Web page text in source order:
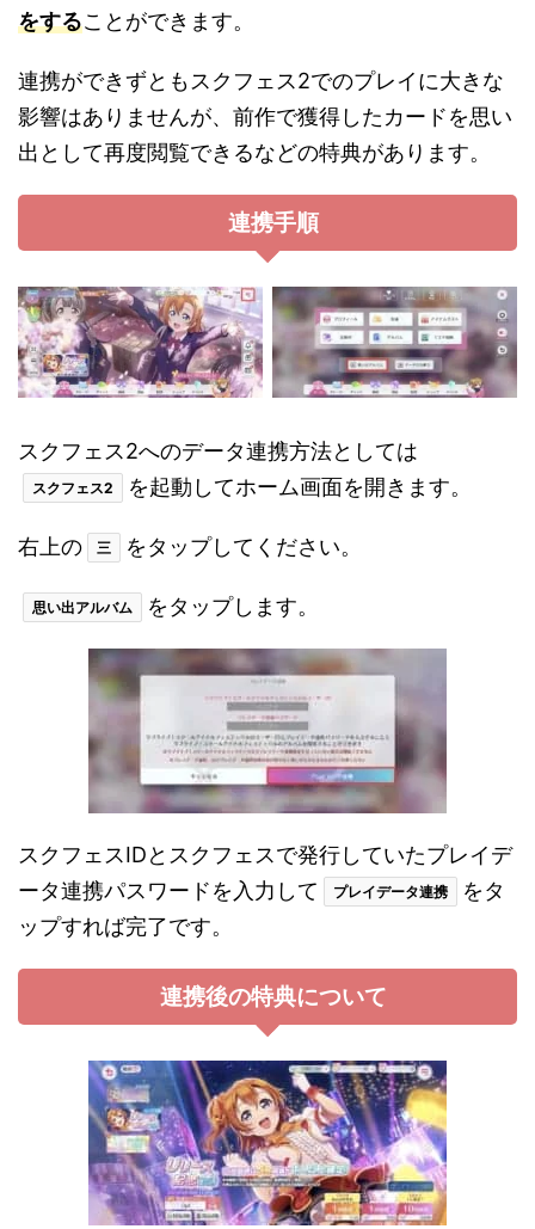
をすることができます。
連携ができずともスクフェス2でのプレイに大きな
影響はありませんが、前作で獲得したカードを思い
出として再度閲覧できるなどの特典があります。
連携手順
スクフェス2へのデータ連携方法としては
スクフェス2 を起動してホーム画面を開きます。
右上の 三 をタップしてください。
思い出アルバム をタップします。
スクフェスIDとスクフェスで発行していたプレイデ
ータ連携パスワードを入力して
プレイデータ連携
をタ
ップすれば完了です。
連携後の特典について